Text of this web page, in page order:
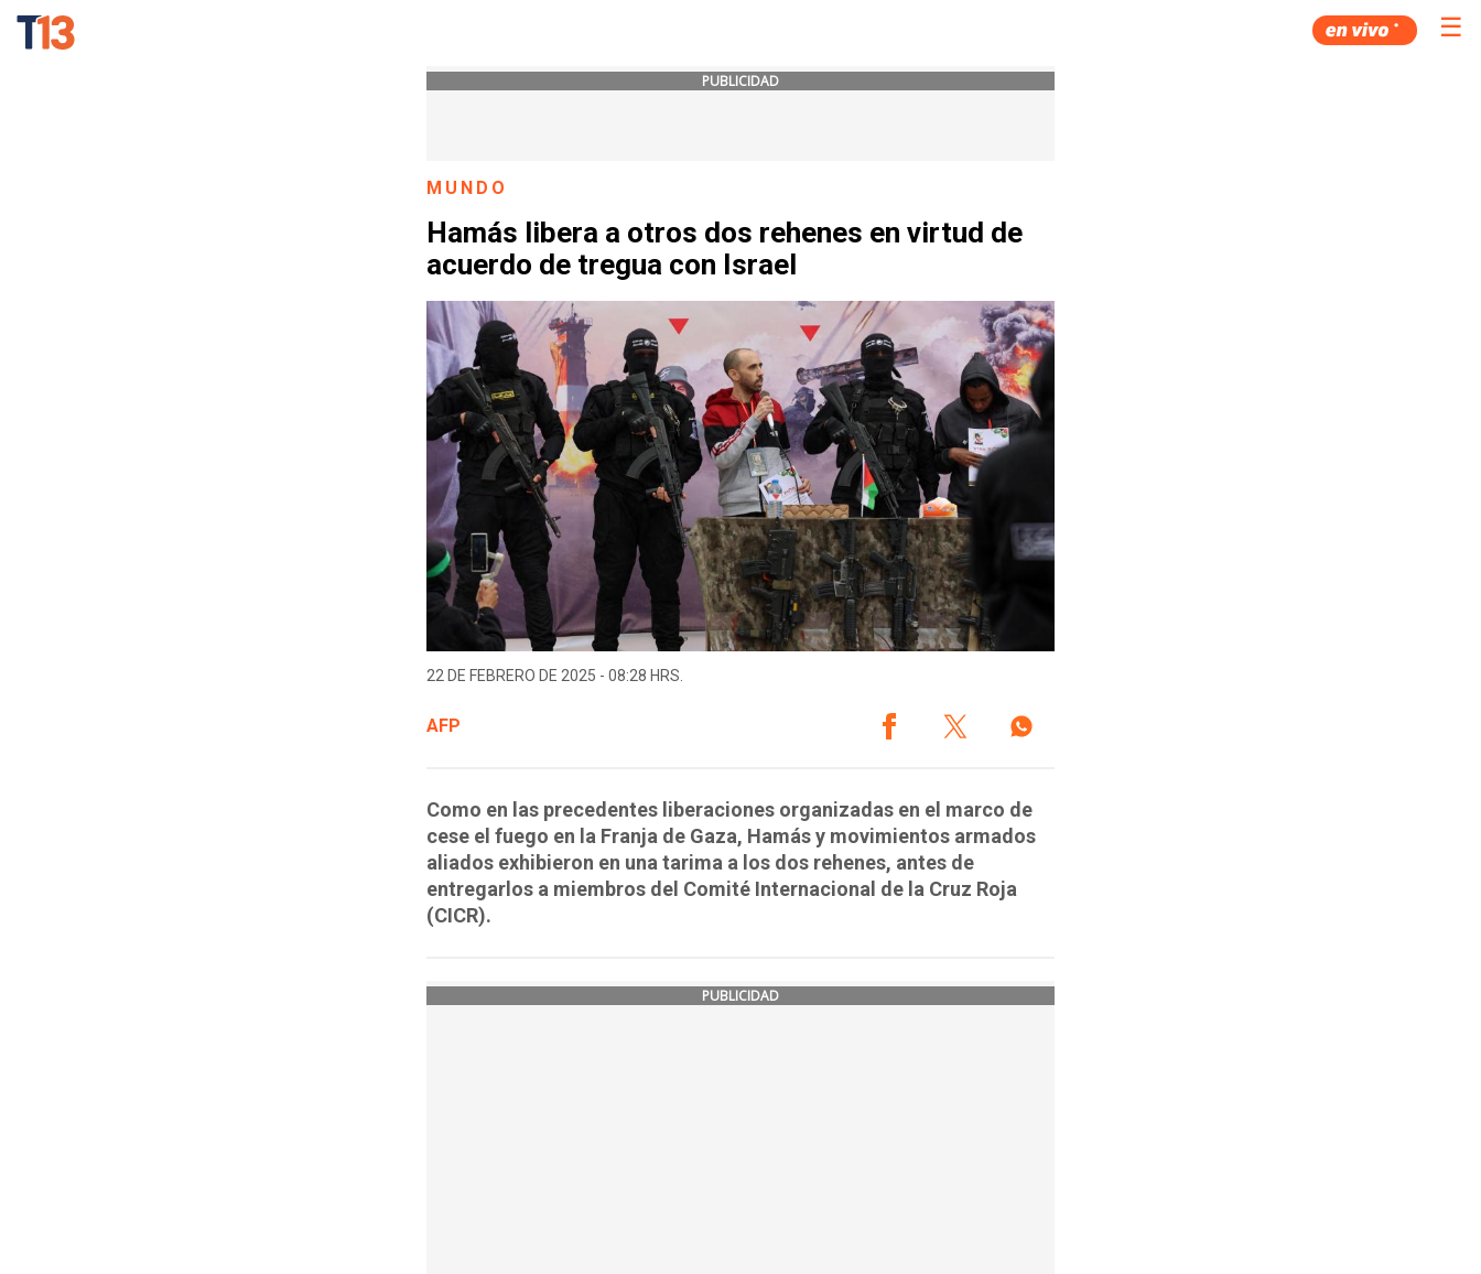
☰
PUBLICIDAD
MUNDO
Hamás libera a otros dos rehenes en virtud de
acuerdo de tregua con Israel
22 DE FEBRERO DE 2025 - 08:28 HRS.
AFP
Como en las precedentes liberaciones organizadas en el marco de
cese el fuego en la Franja de Gaza, Hamás y movimientos armados
aliados exhibieron en una tarima a los dos rehenes, antes de
entregarlos a miembros del Comité Internacional de la Cruz Roja
(CICR).
PUBLICIDAD